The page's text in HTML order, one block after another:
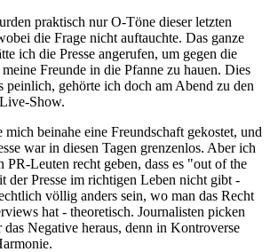
praktisch nur O-Töne dieser letzten
die Frage nicht auftauchte. Das ganze
ich die Presse angerufen, um gegen die
Freunde in die Pfanne zu hauen. Dies
peinlich, gehörte ich doch am Abend zu den
Show.
mich beinahe eine Freundschaft gekostet, und
war in diesen Tagen grenzenlos. Aber ich
PR-Leuten recht geben, dass es "out of the
der Presse im richtigen Leben nicht gibt -
völlig anders sein, wo man das Recht
hat - theoretisch. Journalisten picken
Negative heraus, denn in Kontroverse